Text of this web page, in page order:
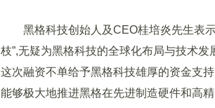
黑格科技创始人及CEO桂培炎先生表示
枝”,无疑为黑格科技的全球化布局与技术发
这次融资不单给予黑格科技雄厚的资金支
能够极大地推进黑格在先进制造硬件和高